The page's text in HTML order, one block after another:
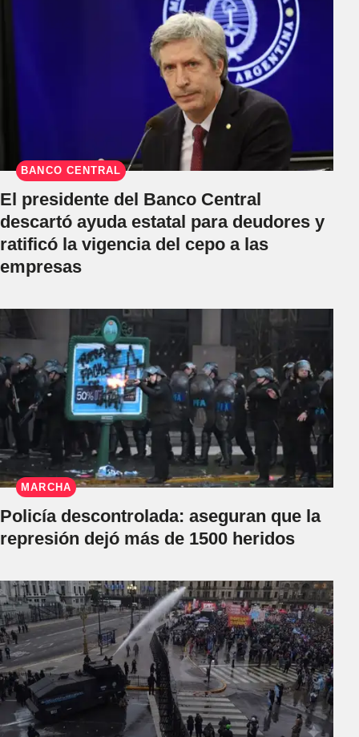
BANCO CENTRAL
El presidente del Banco Central
descartó ayuda estatal para deudores y
ratificó la vigencia del cepo a las
empresas
MARCHA
Policía descontrolada: aseguran que la
represión dejó más de 1500 heridos